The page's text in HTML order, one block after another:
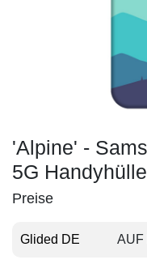
'Alpine' -
5G
Preise
Glided DE AUF